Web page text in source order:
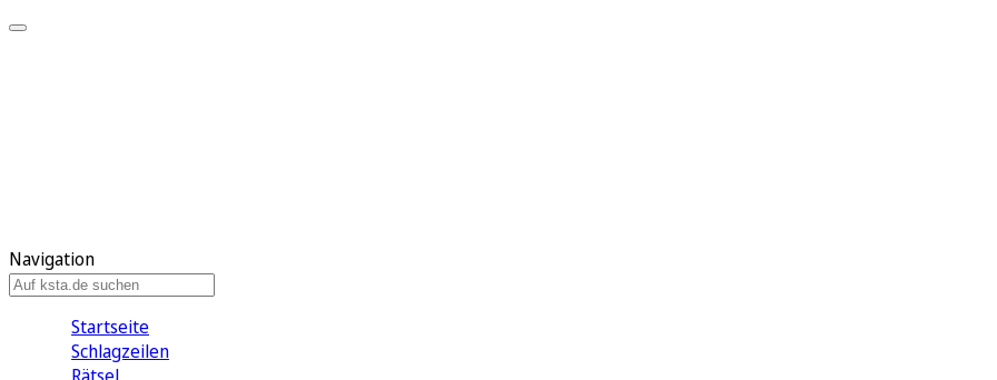
Navigation
Startseite
Schlagzeilen